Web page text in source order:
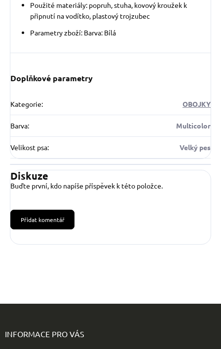
Použité materiály: popruh, stuha, kovový kroužek k
připnutí na vodítko, plastový trojzubec
Parametry zboží: Barva: Bílá
Doplňkové parametry
Kategorie: OBOJKY
Barva: Multicolor
Velikost psa: Velký pes
Diskuze
Buďte první, kdo napíše příspěvek k této položce.
Přidat komentář
INFORMACE PRO VÁS